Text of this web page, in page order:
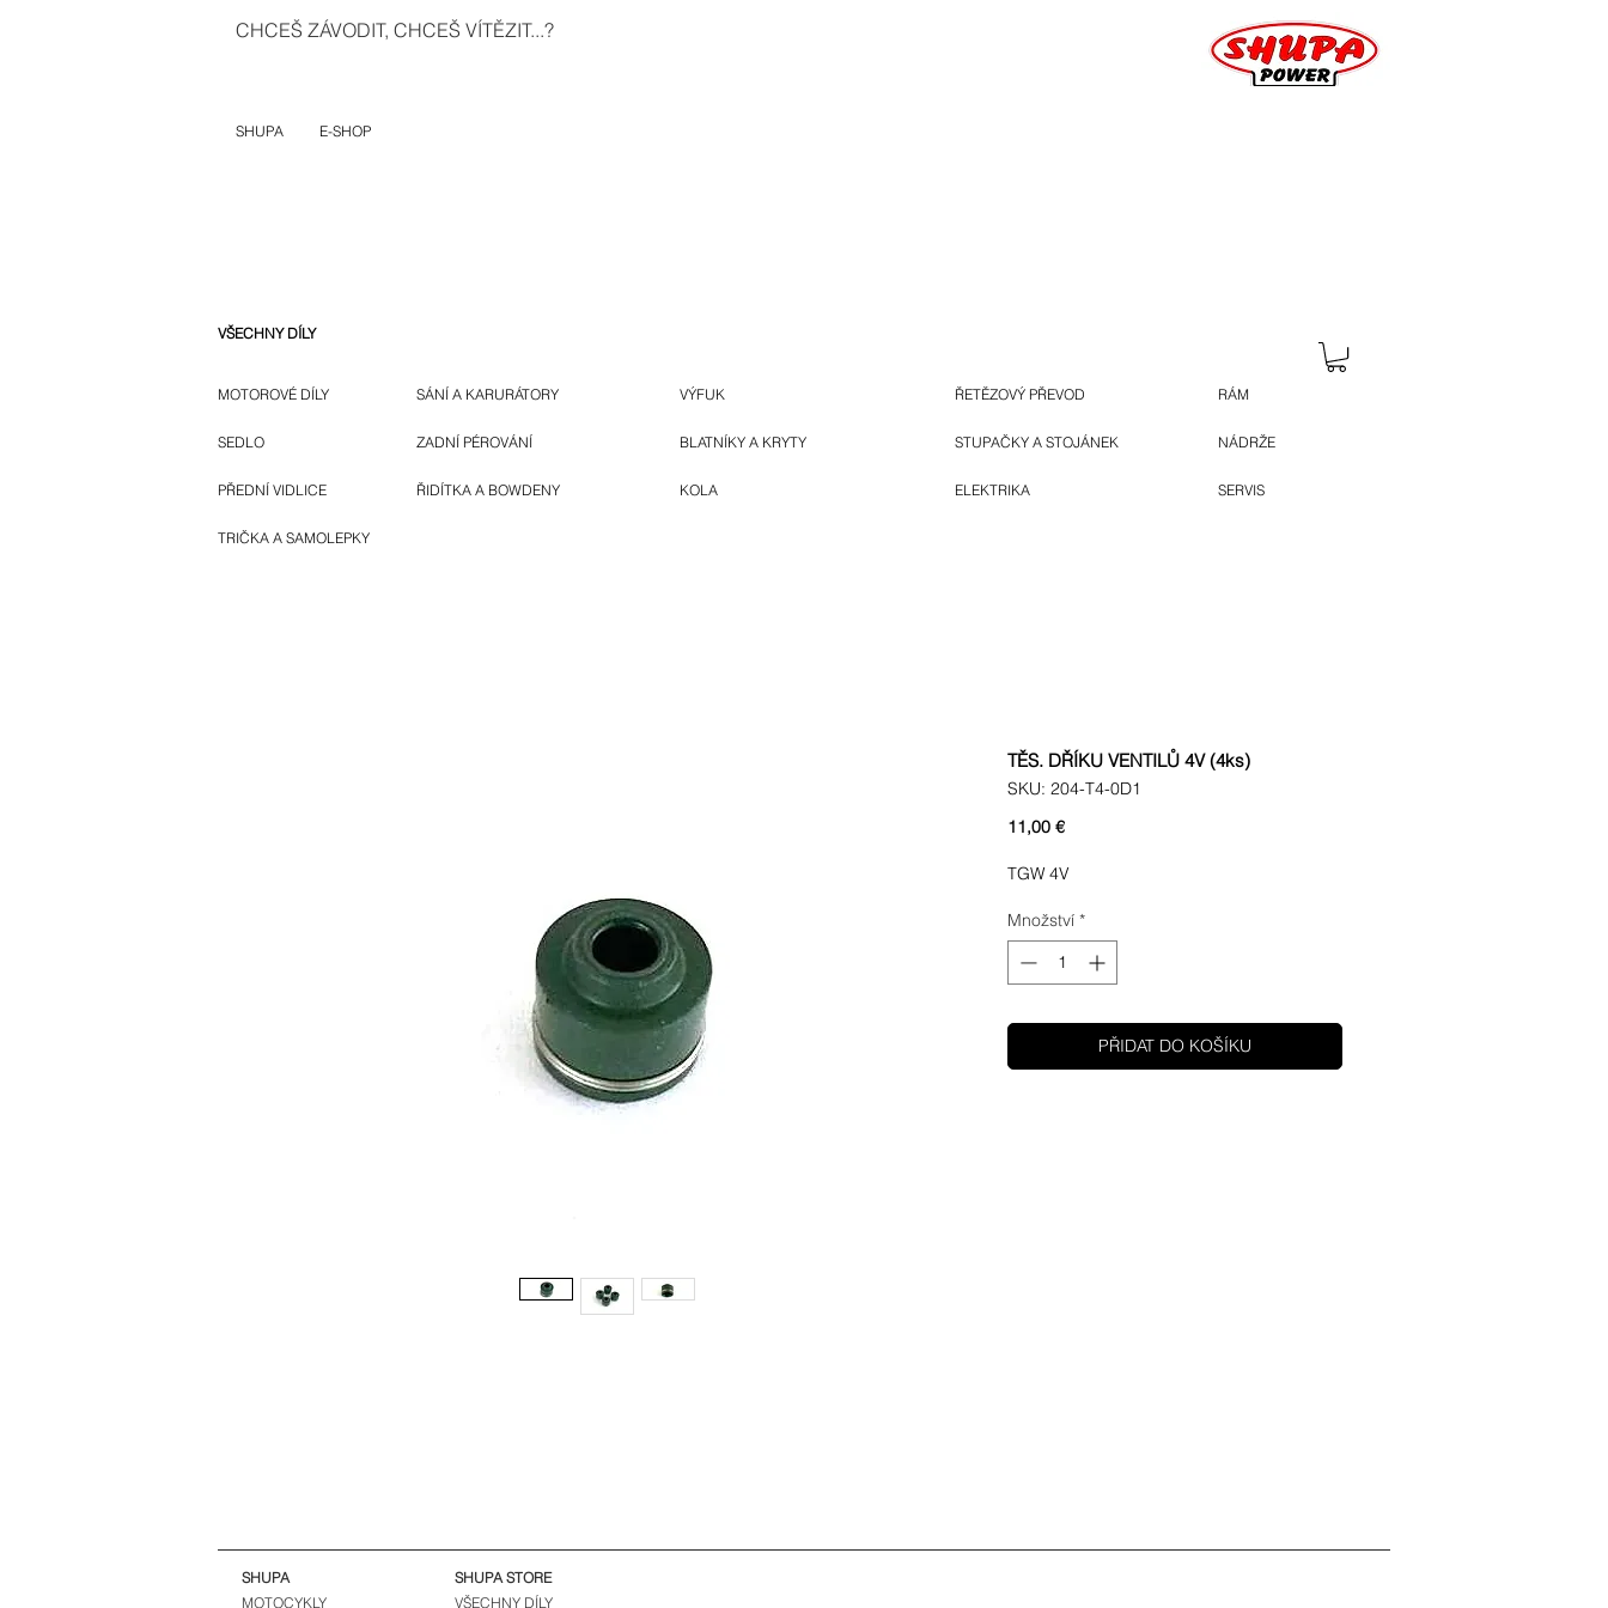
CHCEŠ ZÁVODIT, CHCEŠ VÍTĚZIT...?
SHUPA E-SHOP
VŠECHNY DÍLY
MOTOROVÉ DÍLY
SEDLO
PŘEDNÍ VIDLICE
SÁNÍ A KARURÁTORY
ZADNÍ PÉROVÁNÍ
ŘIDÍTKA A BOWDENY
VÝFUK
BLATNÍKY A KRYTY
KOLA
ŘETĚZOVÝ PŘEVOD
STUPAČKY A STOJÁNEK
ELEKTRIKA
RÁM
NÁDRŽE
SERVIS
TRIČKA A SAMOLEPKY
TĚS. DŘÍKU VENTILŮ 4V (4ks)
SKU: 204-T4-0D1
11,00 €Cena
TGW 4V
Množství *
PŘIDAT DO KOŠÍKU
SHUPA
MOTOCYKLY
SHUPA STORE
VŠECHNY DÍLY